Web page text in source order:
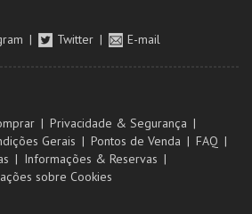
Twitter E-mail
Privacidade & Segurança
Gerais Pontos de Venda
FAQ
Informações & Reservas
sobre Cookies